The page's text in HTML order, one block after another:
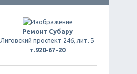
Ремонт Субару
Лиговский проспект 246, лит. Б
т.920-67-20